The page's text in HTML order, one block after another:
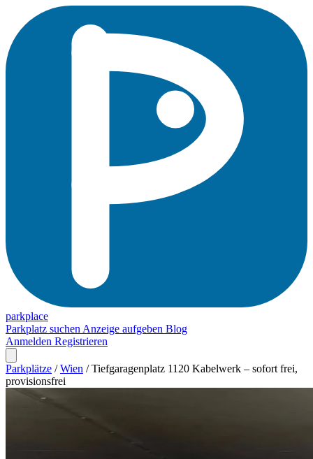
parkplace
Parkplatz suchen Anzeige aufgeben Blog
Anmelden Registrieren
Parkplätze / Wien / Tiefgaragenplatz 1120 Kabelwerk – sofort frei,
provisionsfrei